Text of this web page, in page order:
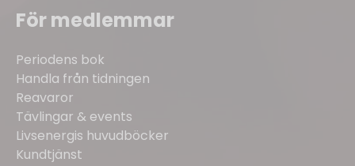
För medlemmar
Periodens bok
Handla från tidningen
Reavaror
Tävlingar & events
Livsenergis huvudböcker
Kundtjänst